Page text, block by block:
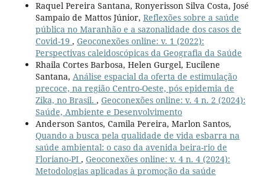
Raquel Pereira Santana, Ronyerisson Silva Costa, José
Sampaio de Mattos Júnior, Reflexões sobre a saúde
pública no Maranhão e a sazonalidade dos casos de
Covid-19 , Geoconexões online: v. 1 (2022):
Perspectivas caleidoscópicas da Geografia da Saúde
Rhaila Cortes Barbosa, Helen Gurgel, Eucilene
Santana, Análise espacial da oferta de estimulação
precoce, na região Centro-Oeste, pós epidemia de
Zika, no Brasil. , Geoconexões online: v. 4 n. 2 (2024):
Saúde, Ambiente e Desenvolvimento
Anderson Santos, Camila Pereira, Marlon Santos,
Quando a busca pela qualidade de vida esbarra na
saúde ambiental: o caso da avenida beira-rio de
Floriano-PI , Geoconexões online: v. 4 n. 4 (2024):
Metodologias aplicadas à promoção da saúde